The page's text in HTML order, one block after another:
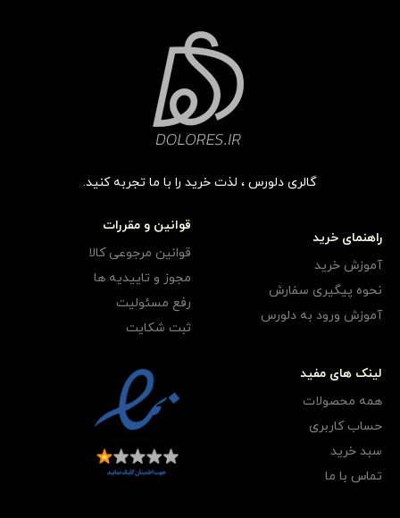
گالری دلورس ، لذت خرید را با ما تجربه کنید.
راهنمای خرید
آموزش خرید
نحوه پیگیری سفارش
آموزش ورود به دلورس
قوانین و مقررات
قوانین مرجوعی کالا
مجوز و تاییدیه ها
رفع مسئولیت
ثبت شکایت
لینک های مفید
همه محصولات
حساب کاربری
سبد خرید
تماس با ما